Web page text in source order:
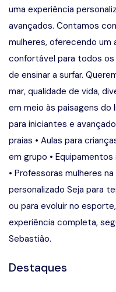
uma experiência
avançados. Contamos
mulheres, oferecendo um
confortável para todos
de ensinar a surfar.
mar, qualidade de vida,
em meio às paisagens do
para iniciantes e
praias • Aulas para
em grupo •
• Professoras mulheres
personalizado Seja para
ou para evoluir no
experiência completa,
Sebastião.
Destaques